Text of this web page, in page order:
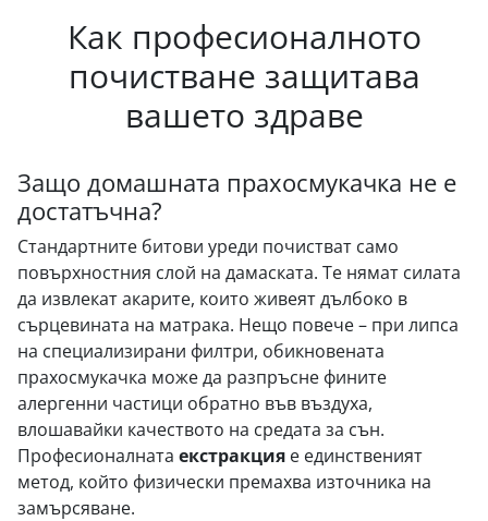
Как професионалното
почистване защитава
вашето здраве
Защо домашната прахосмукачка не е
достатъчна?
Стандартните битови уреди почистват само
повърхностния слой на дамаската. Те нямат силата
да извлекат акарите, които живеят дълбоко в
сърцевината на матрака. Нещо повече – при липса
на специализирани филтри, обикновената
прахосмукачка може да разпръсне фините
алергенни частици обратно във въздуха,
влошавайки качеството на средата за сън.
Професионалната екстракция е единственият
метод, който физически премахва източника на
замърсяване.